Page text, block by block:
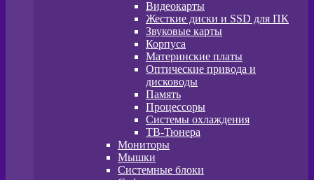
Видеокарты
Жесткие диски и SSD для ПК
Звуковые карты
Корпуса
Материнские платы
Оптические привода и
дисководы
Память
Процессоры
Системы охлаждения
ТВ-Тюнера
Мониторы
Мышки
Системные блоки